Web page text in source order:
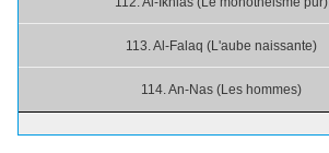
113. Al-Falaq (L'aube naissante)
114. An-Nas (Les hommes)